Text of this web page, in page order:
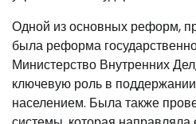
Одной из основных реформ,
была реформа
Министерство Внутренних
ключевую роль в
населением. Была также